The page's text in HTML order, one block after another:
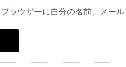
ラウザーに自分の名前、メー